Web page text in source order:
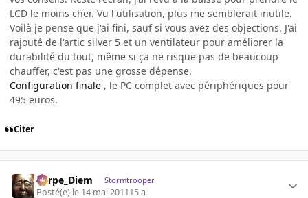
LCD le moins cher. Vu l'utilisation, plus me semblerait inutile.
Voilà je pense que j'ai fini, sauf si vous avez des objections. J'ai
rajouté de l'artic silver 5 et un ventilateur pour améliorer la
durabilité du tout, même si ça ne risque pas de beaucoup
chauffer, c'est pas une grosse dépense.
Configuration finale , le PC complet avec périphériques pour
495 euros.
Citer
Carpe_Diem Stormtrooper
Posté(e) le 14 mai 201115 a